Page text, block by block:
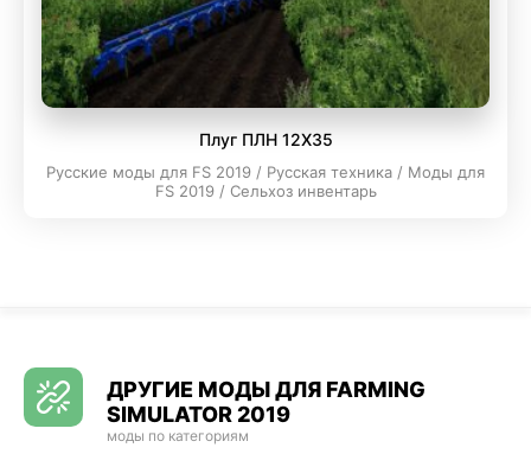
Плуг ПЛН 12X35
Русские моды для FS 2019 / Русская техника / Моды для
FS 2019 / Сельхоз инвентарь
ДРУГИЕ МОДЫ ДЛЯ FARMING
SIMULATOR 2019
моды по категориям